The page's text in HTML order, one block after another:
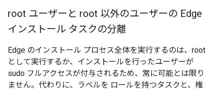
root ユーザーと root 以外のユーザーの Edge
インストール タスクの分離
Edge のインストール プロセス全体を実行するのは、root
として実行するか、インストールを行ったユーザーが
sudo フルアクセスが付与されるため、常に可能とは限り
ません。代わりに、ラベルを ロールを持つタスクと、権